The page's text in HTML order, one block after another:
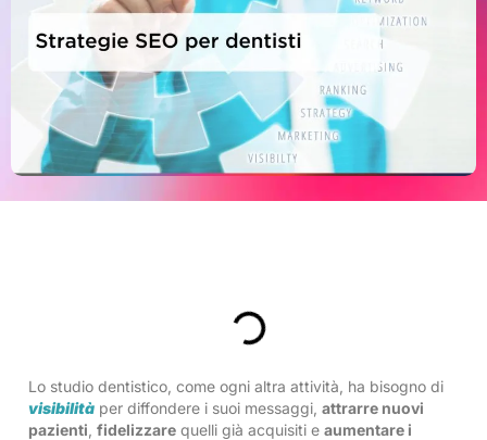
Lo studio dentistico, come ogni altra attività, ha bisogno di
visibilità per diffondere i suoi messaggi, attrarre nuovi
pazienti fidelizzare quelli già acquisiti e aumentare i